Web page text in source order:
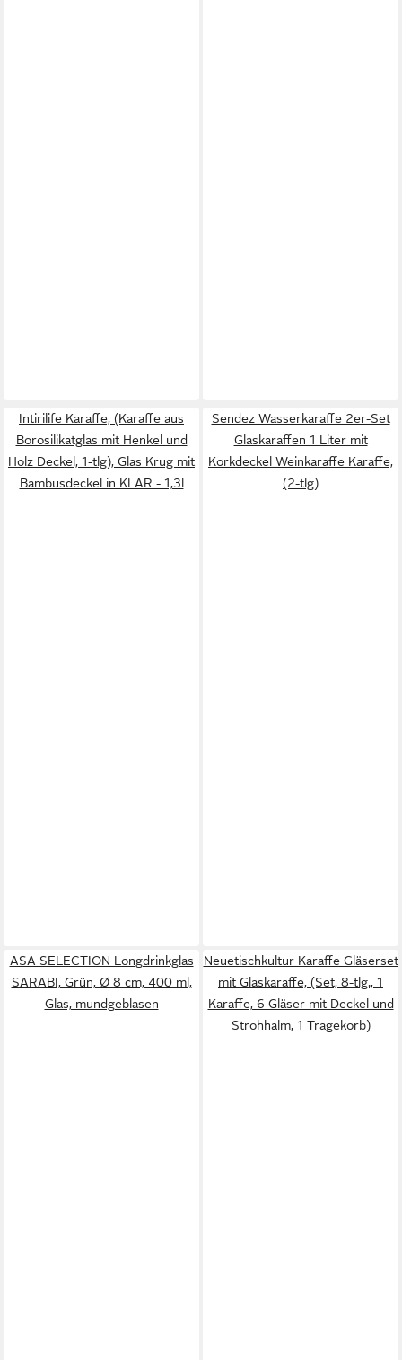
Intirilife Karaffe, (Karaffe aus
Borosilikatglas mit Henkel und
Holz Deckel, 1-tlg), Glas Krug mit
Bambusdeckel in KLAR - 1,3l
Sendez Wasserkaraffe 2er-Set
Glaskaraffen 1 Liter mit
Korkdeckel Weinkaraffe Karaffe,
(2-tlg)
ASA SELECTION Longdrinkglas
SARABI, Grün, Ø 8 cm, 400 ml,
Glas, mundgeblasen
Neuetischkultur Karaffe Gläserset
mit Glaskaraffe, (Set, 8-tlg., 1
Karaffe, 6 Gläser mit Deckel und
Strohhalm, 1 Tragekorb)